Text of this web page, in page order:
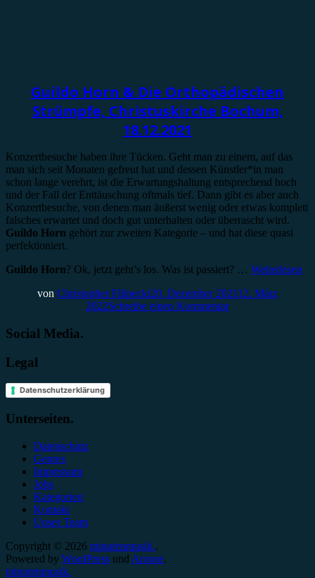
Guildo Horn & Die Orthopädischen
Strümpfe, Christuskirche Bochum,
18.12.2021
Konzertbesuche haben ihre Tücken. Geht man zu einem, auf das
man sich seit Monaten gefreut hat und dessen Künstler*in man
schon lange verehrt, ist die Erwartungshaltung entsprechend hoch
und der Fall der Enttäuschung oftmals tief. Dann gibt es aber auch
Konzertbesuche, von denen man äußerst wenig oder etwas komplett
falsches erwartet und doch gut unterhalten oder überrascht wird.
Guildo Horn gehört zur zweiten Kategorie – und hat diese quasi
perfektioniert.
Guildo Horn? Ok, jetzt geht’s los. Was ist passiert? … Weiterlesen
von Christopher Filipecki20. Dezember 202112. März
2022Schreibe einen Kommentar
Social Media.
Legal
Datenschutzerklärung
Unterseiten.
Datenschutz
Genres
Impressum
Jobs
Kategorien
Kontakt
Unser Team
Copyright © 2026 minutenmusik..
Powered by WordPress und Arouse.
minutenmusik.